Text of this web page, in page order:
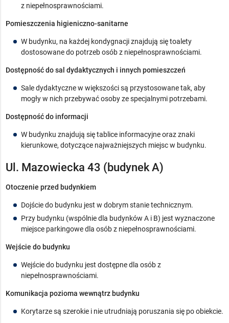
z niepełnosprawnościami.
Pomieszczenia higieniczno-sanitarne
W budynku, na każdej kondygnacji znajdują się toalety
dostosowane do potrzeb osób z niepełnosprawnościami.
Dostępność do sal dydaktycznych i innych pomieszczeń
Sale dydaktyczne w większości są przystosowane tak, aby
mogły w nich przebywać osoby ze specjalnymi potrzebami.
Dostępność do informacji
W budynku znajdują się tablice informacyjne oraz znaki
kierunkowe, dotyczące najważniejszych miejsc w budynku.
Ul. Mazowiecka 43 (budynek A)
Otoczenie przed budynkiem
Dojście do budynku jest w dobrym stanie technicznym.
Przy budynku (wspólnie dla budynków A i B) jest wyznaczone
miejsce parkingowe dla osób z niepełnosprawnościami.
Wejście do budynku
Wejście do budynku jest dostępne dla osób z
niepełnosprawnościami.
Komunikacja pozioma wewnątrz budynku
Korytarze są szerokie i nie utrudniają poruszania się po obiekcie.